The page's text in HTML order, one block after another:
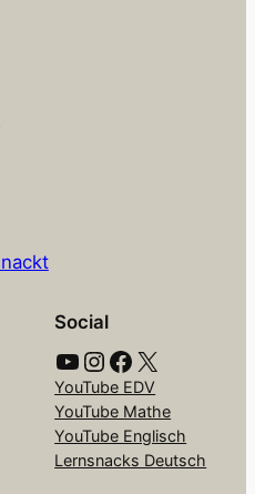
Social
YouTube Instagram Facebook X
YouTube EDV
YouTube Mathe
YouTube Englisch
Lernsnacks Deutsch